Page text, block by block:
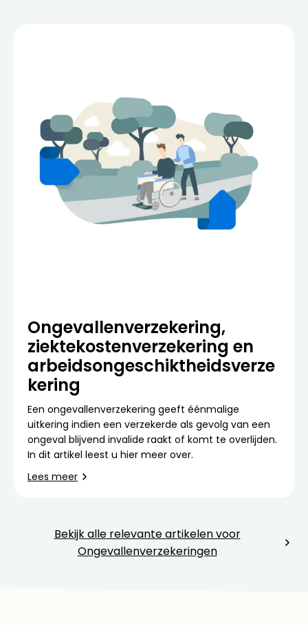
Ongevallenverzekering,
ziektekostenverzekering en
arbeidsongeschiktheidsverze
kering
Een ongevallenverzekering geeft éénmalige
uitkering indien een verzekerde als gevolg van een
ongeval blijvend invalide raakt of komt te overlijden.
In dit artikel leest u hier meer over.
Lees meer
Bekijk alle relevante artikelen voor
Ongevallenverzekeringen